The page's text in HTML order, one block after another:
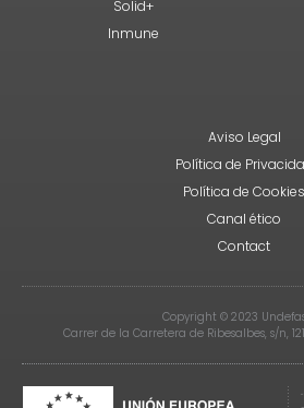
Solid+
Inmune
Aviso Legal
Política de
Política de Cookies
Canal ético
Contact
Copyright © 2023
Carrer de la Carretera de Ribesalbes, s/n,